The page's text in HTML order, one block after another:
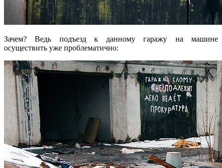
Зачем? Ведь подъезд к данному гаражу на машине
осуществить уже проблематично: